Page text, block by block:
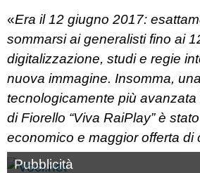
«Era il 12 giugno 2017:
sommarsi ai generalisti fino ai
digitalizzazione, studi e regie
nuova immagine. Insomma,
tecnologicamente più
di Fiorello “Viva RaiPlay” è
economico e maggior offerta di
Pubblicità